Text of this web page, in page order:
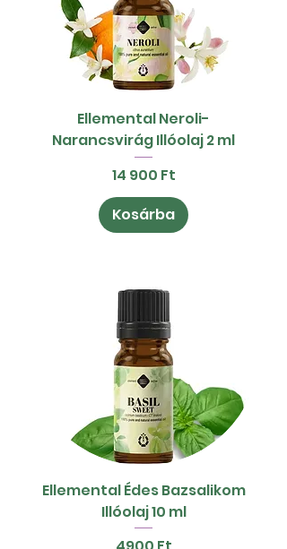
Ellemental Neroli-
Narancsvirág Illóolaj 2 ml
Ár
14 900 Ft
Kosárba
Ellemental Édes Bazsalikom
Illóolaj 10 ml